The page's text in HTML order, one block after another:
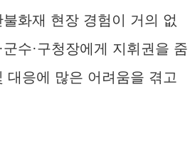
화재 현장 경험이 거의 없
군수·구청장에게 지휘권을 줌
대응에 많은 어려움을 겪고